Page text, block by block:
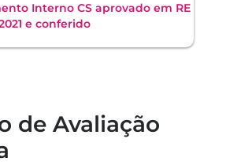
Interno CS aprovado em RE
e conferido
de Avaliação